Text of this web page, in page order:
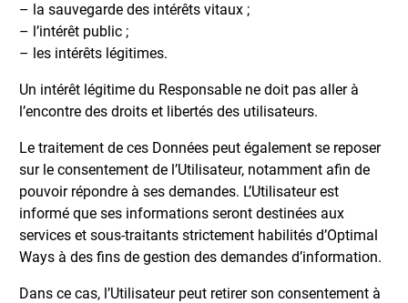
– la sauvegarde des intérêts vitaux ;
– l’intérêt public ;
– les intérêts légitimes.
Un intérêt légitime du Responsable ne doit pas aller à
l’encontre des droits et libertés des utilisateurs.
Le traitement de ces Données peut également se reposer
sur le consentement de l’Utilisateur, notamment afin de
pouvoir répondre à ses demandes. L’Utilisateur est
informé que ses informations seront destinées aux
services et sous-traitants strictement habilités d’Optimal
Ways à des fins de gestion des demandes d’information.
Dans ce cas, l’Utilisateur peut retirer son consentement à